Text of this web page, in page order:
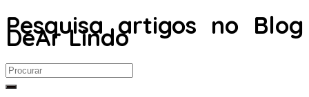
Pesquisa artigos no Blog
DeAr Lindo
Search
for: